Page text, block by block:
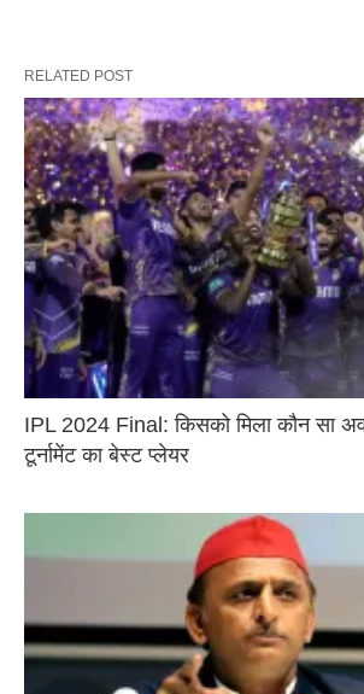
RELATED POST
IPL 2024 Final: किसको मिला कौन सा
टूर्नामेंट का बेस्ट प्लेयर